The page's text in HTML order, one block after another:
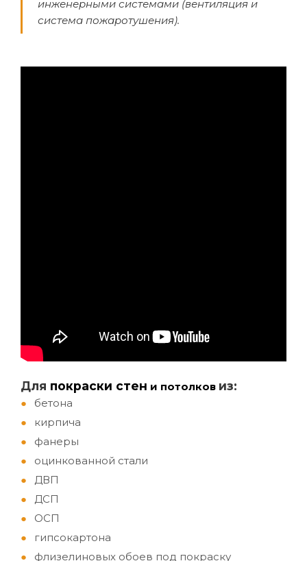
инженерными системами (вентиляция и
система пожаротушения).
Для покраски стен и потолков из:
бетона
кирпича
фанеры
оцинкованной стали
ДВП
ДСП
ОСП
гипсокартона
флизелиновых обоев под покраску